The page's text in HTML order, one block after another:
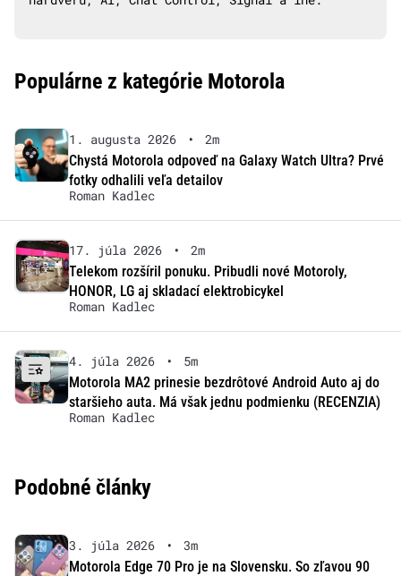
Populárne z kategórie Motorola
1. augusta 2026 •
2m
Chystá Motorola odpoveď na Galaxy Watch Ultra? Prvé
fotky odhalili veľa detailov
Roman Kadlec
17. júla 2026 •
2m
Telekom rozšíril ponuku. Pribudli nové Motoroly,
HONOR, LG aj skladací elektrobicykel
Roman Kadlec
4. júla 2026 •
5m
Motorola MA2 prinesie bezdrôtové Android Auto aj do
staršieho auta. Má však jednu podmienku (RECENZIA)
Roman Kadlec
Podobné články
3. júla 2026 •
3m
Motorola Edge 70 Pro je na Slovensku. So zľavou 90